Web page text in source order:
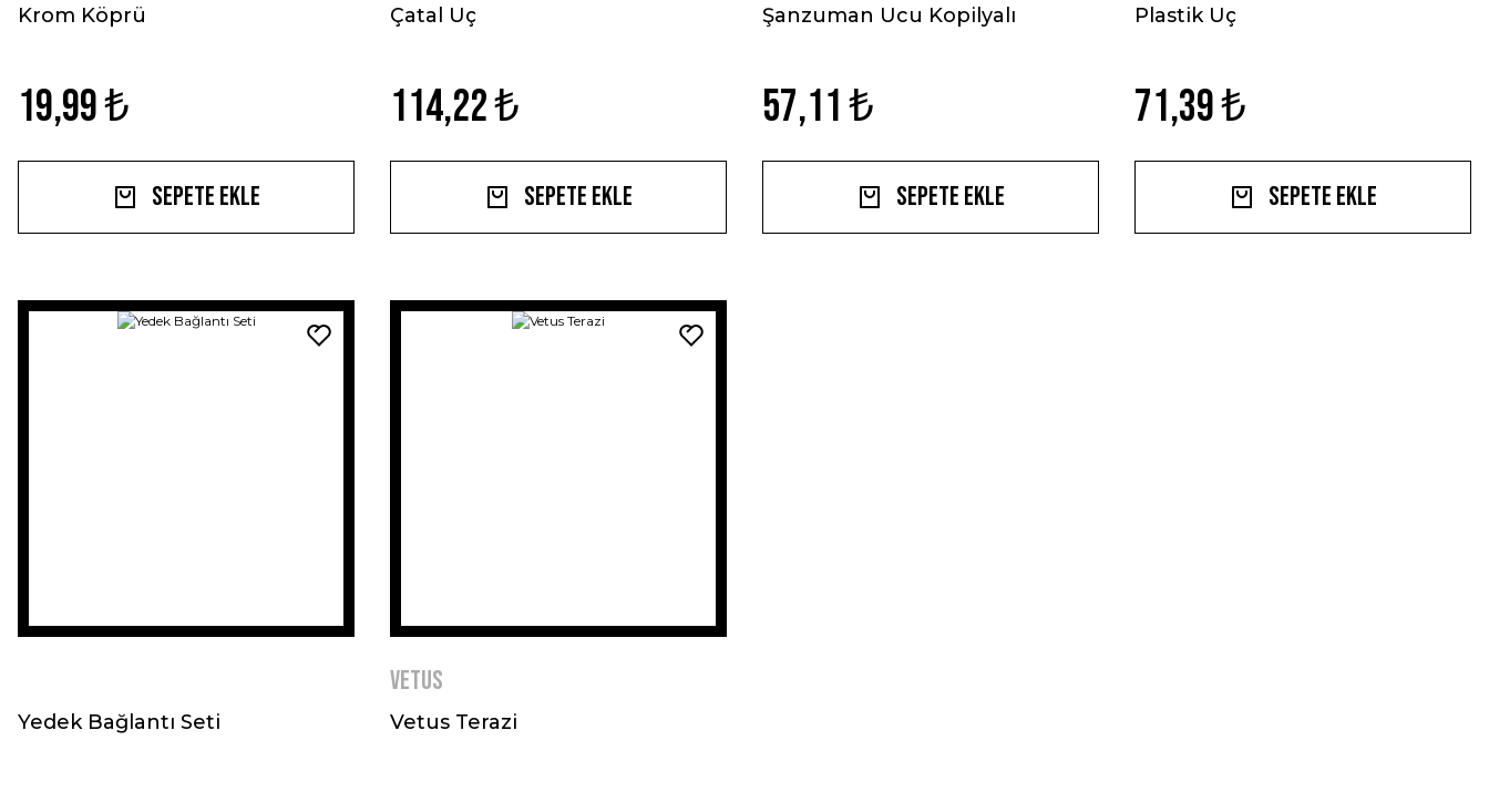
Krom Köprü
19,99 ₺
Sepete Ekle
Çatal Uç
114,22 ₺
Sepete Ekle
Şanzuman Ucu Kopilyalı
57,11 ₺
Sepete Ekle
Plastik Uç
71,39 ₺
Sepete Ekle
Yedek Bağlantı Seti
VETUS
Vetus Terazi